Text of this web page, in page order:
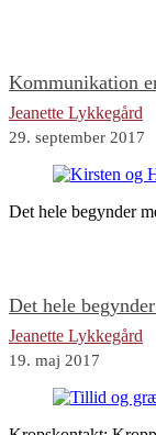
Kommunikation
Jeanette Lykkegård
29. september 2017
Det hele begynder
Det hele
Jeanette Lykkegård
19. maj 2017